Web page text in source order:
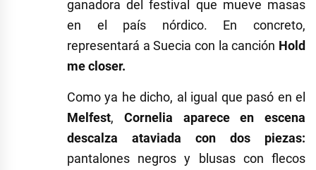
ganadora del festival que mueve masas
en el país nórdico. En concreto,
representará a Suecia con la canción Hold
me closer.
Como ya he dicho, al igual que pasó en el
Melfest, Cornelia aparece en escena
descalza ataviada con dos piezas:
pantalones negros y blusas con flecos